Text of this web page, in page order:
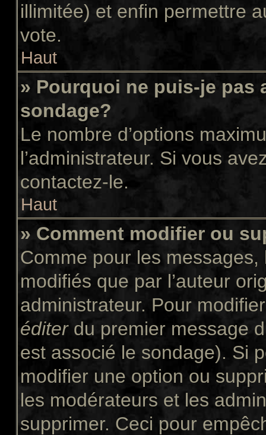
illimitée) et enfin permettre
vote.
Haut
» Pourquoi ne puis-je pas
sondage?
Le nombre d’options
l’administrateur. Si vous
contactez-le.
Haut
» Comment modifier ou
Comme pour les
modifiés que par l’auteur
administrateur. Pour
éditerdu premier message
est associé le sondage). Si
modifier une option ou
les modérateurs et les
supprimer. Ceci pour